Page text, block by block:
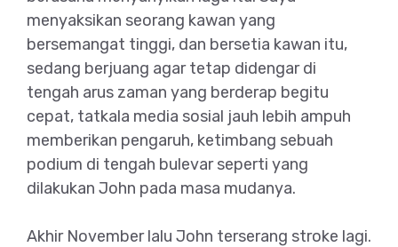
menyaksikan seorang kawan yang
bersemangat tinggi, dan bersetia kawan itu,
sedang berjuang agar tetap didengar di
tengah arus zaman yang berderap begitu
cepat, tatkala media sosial jauh lebih ampuh
memberikan pengaruh, ketimbang sebuah
podium di tengah bulevar seperti yang
dilakukan John pada masa mudanya.
Akhir November lalu John terserang stroke lagi.